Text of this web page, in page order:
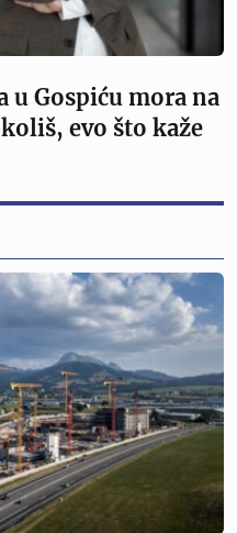
u Gospiću mora na
evo što kaže